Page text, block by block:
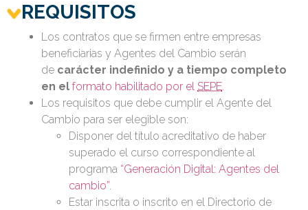
REQUISITOS
Los contratos que se firmen entre empresas
beneficiarias y Agentes del Cambio serán
de carácter indefinido y a tiempo completo
en el formato habilitado por el SEPE.
Los requisitos que debe cumplir el Agente del
Cambio para ser elegible son:
Disponer del título acreditativo de haber
superado el curso correspondiente al
programa “Generación Digital: Agentes del
cambio”.
Estar inscrita o inscrito en el Directorio de